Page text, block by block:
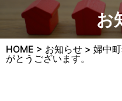
お
HOME > お知らせ > 婦中
がとうございます。